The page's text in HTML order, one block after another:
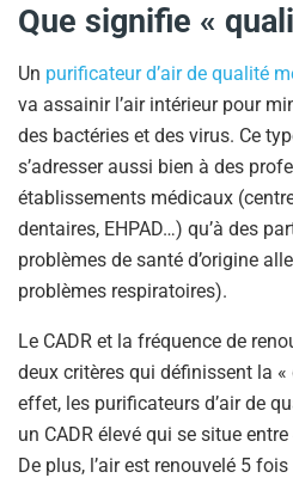
Que signifie «
Un purificateur d’air de qualité
va assainir l’air intérieur pour
des bactéries et des virus. Ce
s’adresser aussi bien à des
établissements médicaux
dentaires, EHPAD…) qu’à des
problèmes de santé d’origine
problèmes respiratoires).
Le CADR et la fréquence de
deux critères qui définissent la
effet, les purificateurs d’air de
un CADR élevé qui se situe
De plus, l’air est renouvelé 5